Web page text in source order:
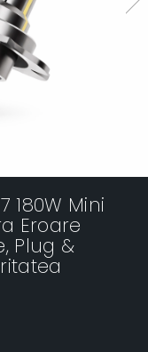
180W Mini
Eroare
Plug &